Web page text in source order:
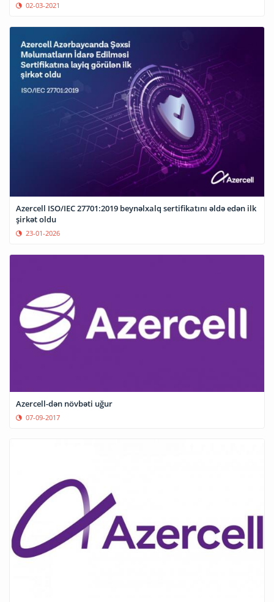
02-03-2021
Azercell ISO/IEC 27701:2019 beynəlxalq sertifikatını əldə edən ilk
şirkət oldu
23-01-2026
Azercell-dən növbəti uğur
07-09-2017